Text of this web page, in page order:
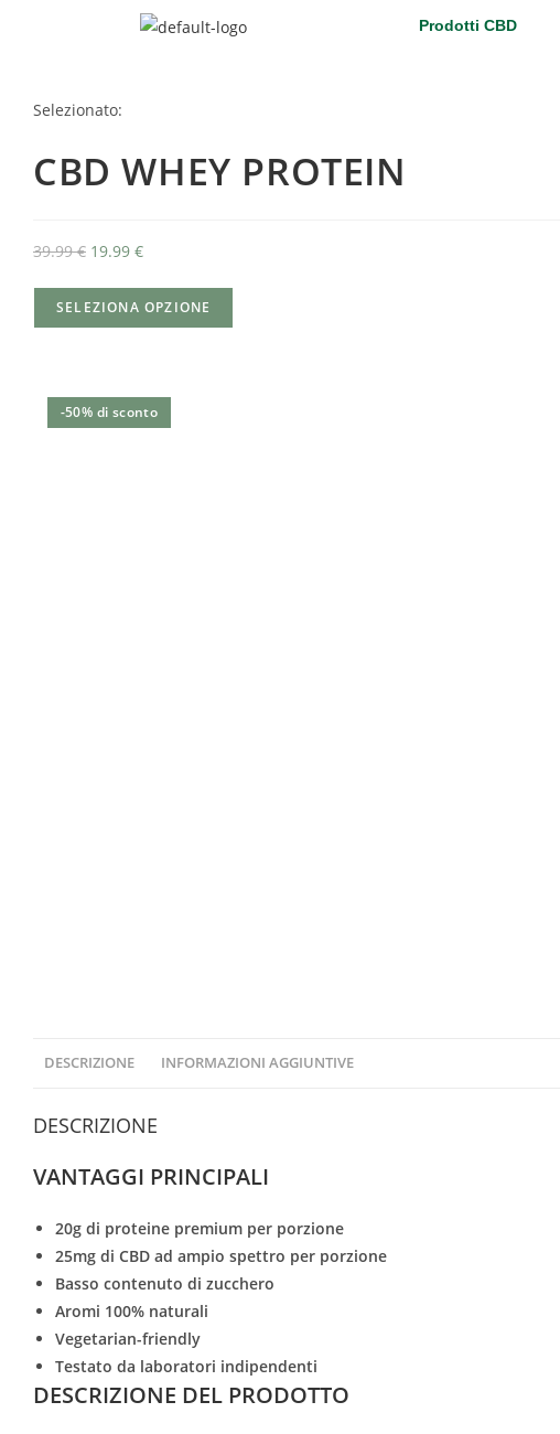
Prodotti CBD
Selezionato:
CBD WHEY PROTEIN
39.99€ 19.99 €
SELEZIONA OPZIONE
-50% di sconto
DESCRIZIONE INFORMAZIONI AGGIUNTIVE
DESCRIZIONE
VANTAGGI PRINCIPALI
20g di proteine premium per porzione
25mg di CBD ad ampio spettro per porzione
Basso contenuto di zucchero
Aromi 100% naturali
Vegetarian-friendly
Testato da laboratori indipendenti
DESCRIZIONE DEL PRODOTTO